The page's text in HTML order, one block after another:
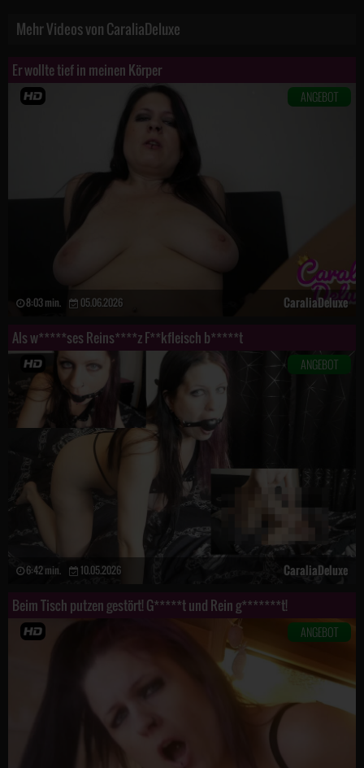
Mehr Videos von CaraliaDeluxe
Er wollte tief in meinen Körper
ANGEBOT
8:03 min. 05.06.2026 CaraliaDeluxe
Als w*****ses Reins****z F**kfleisch b*****t
ANGEBOT
6:42 min. 10.05.2026 CaraliaDeluxe
Beim Tisch putzen gestört! G*****t und Rein g*******t!
ANGEBOT